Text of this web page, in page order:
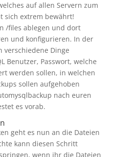
auf allen Servern zum
sich extrem bewährt!
/files ablegen und dort
und konfigurieren. In der
verschiedene Dinge
Benutzer, Passwort, welche
werden sollen, in welchen
sollen aufgehoben
nach euren
es vorab.
geht es nun an die Dateien
kann diesen Schritt
wenn ihr die Dateien